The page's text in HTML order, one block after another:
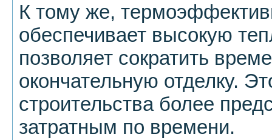
К тому же,
обеспечивает высокую
позволяет сократить
окончательную отделку.
строительства более
затратным по времени.